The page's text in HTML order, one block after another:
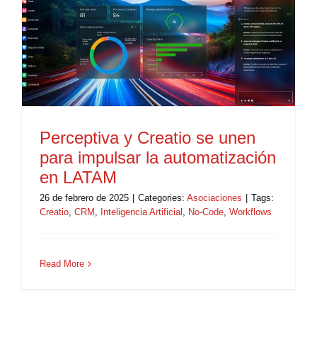
Perceptiva y Creatio se unen
para impulsar la automatización
en LATAM
26 de febrero de 2025 Categories: Asociaciones
Tags:
Creatio, CRM , Inteligencia Artificial , No-Code, Workflows
Read More